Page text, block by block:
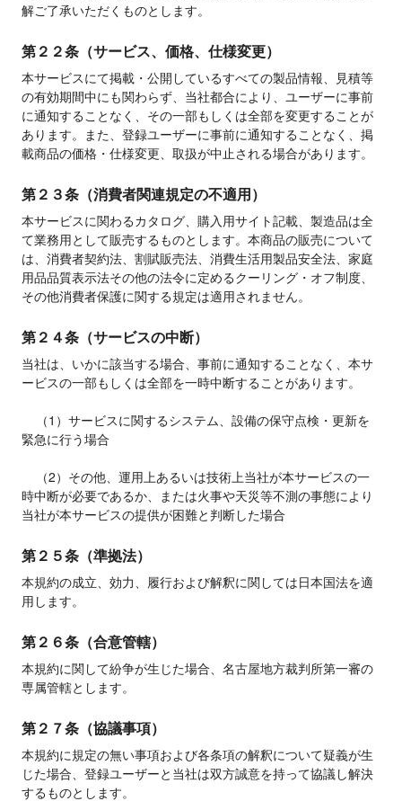
解ご了承いただくものとします。
第２２条（サービス、価格、仕様変更）
本サービスにて掲載・公開しているすべての製品情報、見積等
の有効期間中にも関わらず、当社都合により、ユーザーに事前
に通知することなく、その一部もしくは全部を変更することが
あります。また、登録ユーザーに事前に通知することなく、掲
載商品の価格・仕様変更、取扱が中止される場合があります。
第２３条（消費者関連規定の不適用）
本サービスに関わるカタログ、購入用サイト記載、製造品は全
て業務用として販売するものとします。本商品の販売について
は、消費者契約法、割賦販売法、消費生活用製品安全法、家庭
用品品質表示法その他の法令に定めるクーリング・オフ制度、
その他消費者保護に関する規定は適用されません。
第２４条（サービスの中断）
当社は、いかに該当する場合、事前に通知することなく、本サ
ービスの一部もしくは全部を一時中断することがあります。
緊急に行う場合
時中断が必要であるか、または火事や天災等不測の事態により
当社が本サービスの提供が困難と判断した場合
第２５条（準拠法）
本規約の成立、効力、履行および解釈に関しては日本国法を適
用します。
第２６条（合意管轄）
本規約に関して紛争が生じた場合、名古屋地方裁判所第一審の
専属管轄とします。
第２７条（協議事項）
本規約に規定の無い事項および各条項の解釈について疑義が生
じた場合、登録ユーザーと当社は双方誠意を持って協議し解決
するものとします。